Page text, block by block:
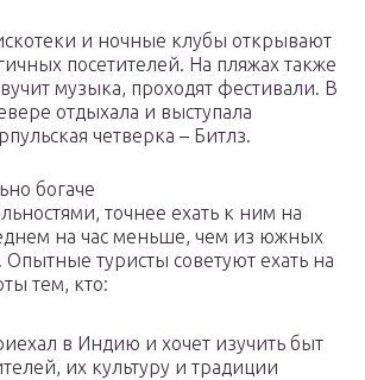
и ночные клубы открывают
посетителей. На пляжах также
музыка, проходят фестивали. В
отдыхала и выступала
четверка – Битлз.
богаче
точнее ехать к ним на
на час меньше, чем из южных
Опытные туристы советуют ехать на
тем, кто:
в Индию и хочет изучить быт
их культуру и традиции